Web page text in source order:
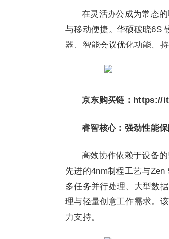
在灵活办公成为常态
与移动便捷。华硕破晓6S
器、智能会议优化功能、
京东购买链： https://
睿智核心：强劲性能
高效协作依赖于设备
先进的4nm制程工艺与
多任务并行处理、大型数
理与轻量创意工作需求。
力支持。